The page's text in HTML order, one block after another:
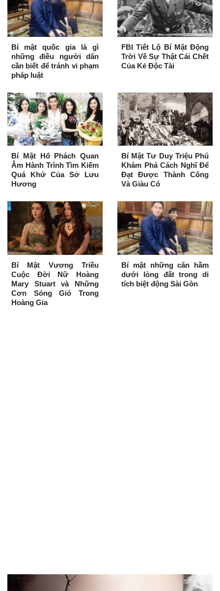
Bí mật quốc gia là gì
những điều người dân
cần biết để tránh vi phạm
pháp luật
FBI Tiết Lộ Bí Mật Động
Trời Về Sự Thật Cái Chết
Của Kẻ Độc Tài
Bí Mật Hổ Phách Quan
Âm Hành Trình Tìm Kiếm
Quá Khứ Của Sở Lưu
Hương
Bí Mật Tư Duy Triệu Phú
Khám Phá Cách Nghĩ Để
Đạt Được Thành Công
Và Giàu Có
Bí Mật Vương Triều
Cuộc Đời Nữ Hoàng
Mary Stuart và Những
Cơn Sóng Gió Trong
Hoàng Gia
Bí mật những căn hầm
dưới lòng đất trong di
tích biệt động Sài Gòn